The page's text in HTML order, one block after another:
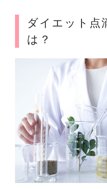
ダイエット点
は？